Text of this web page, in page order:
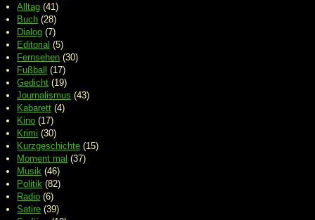
Alltag (41)
Buch (28)
Dialog (7)
Editorial (5)
Fernsehen (30)
Fußball
(17)
Gedicht (19)
Journalismus (43)
Kabarett (4)
Kino (17)
Krimi (30)
Kurzgeschichte (15)
Moment mal (37)
Musik (46)
Politik (82)
Radio (6)
Satire (39)